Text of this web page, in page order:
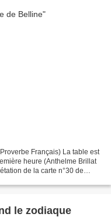
Français) La table est
heure (Anthelme Brillat
de la carte n°30 de
le zodiaque